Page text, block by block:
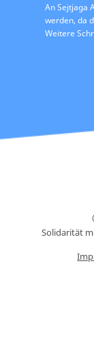
An Sejtjaga
werden, da
Weitere
Solidarität